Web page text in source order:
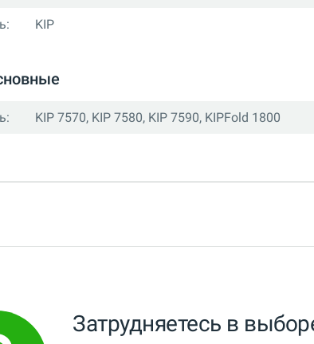
KIP
KIP 7570, KIP 7580, KIP 7590, KIPFold 1800
Затрудняетесь в